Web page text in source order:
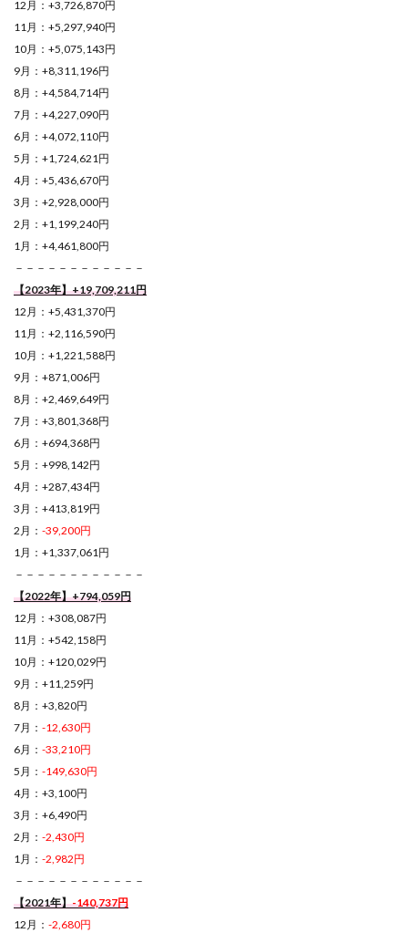
12月：+3,726,870円
11月：+5,297,940円
10月：+5,075,143円
9月：+8,311,196円
8月：+4,584,714円
7月：+4,227,090円
6月：+4,072,110円
5月：+1,724,621円
4月：+5,436,670円
3月：+2,928,000円
2月：+1,199,240円
1月：+4,461,800円
－－－－－－－－－－－－
【2023年】+19,709,211円
12月：+5,431,370円
11月：+2,116,590円
10月：+1,221,588円
9月：+871,006円
8月：+2,469,649円
7月：+3,801,368円
6月：+694,368円
5月：+998,142円
4月：+287,434円
3月：+413,819円
2月： -39,200円
1月：+1,337,061円
－－－－－－－－－－－－
【2022年】+794,059円
12月：+308,087円
11月：+542,158円
10月：+120,029円
9月：+11,259円
8月：+3,820円
7月： -12,630円
6月： -33,210円
5月： -149,630円
4月：+3,100円
3月：+6,490円
2月： -2,430円
1月： -2,982円
－－－－－－－－－－－－
【2021年】-140,737円
12月： -2,680円